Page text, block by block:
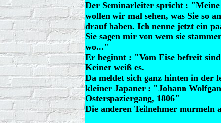
Der Seminarleiter spricht : "Meine
wollen wir mal sehen, was Sie so
drauf haben. Ich nenne jetzt ein
Sie sagen mir von wem sie
wo..."
Er beginnt : "Vom Eise befreit
Keiner weiß es.
Da meldet sich ganz hinten in der
kleiner Japaner : "Johann
Osterspaziergang, 1806"
Die anderen Teilnehmer murmeln